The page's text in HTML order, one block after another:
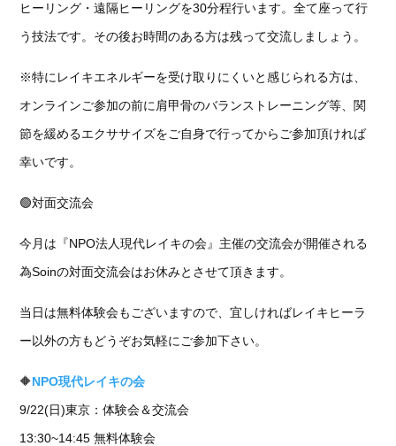
ヒーリング・遠隔ヒーリングを30分程行います。全て座って行
う技法です。その後お時間のある方は残って交流しましょう。
※特にレイキエネルギーを受け取りにくいと感じられる方は、
オンラインご参加の前に肩甲骨のバランストレーニング等、関
節を緩めるエクササイズをご自身で行ってからご参加頂ければ
幸いです。
🟢対面交流会
今月は『NPO法人現代レイキの会』主催の交流会が開催される
為Soinの対面交流会はお休みとさせて頂きます。
当日は無料体験会もございますので、宜しければレイキヒーラ
ー以外の方もどうぞお気軽にご参加下さい。
🔶NPO現代レイキの会
9/22(日)東京：体験会＆交流会
13:30~14:45 無料体験会